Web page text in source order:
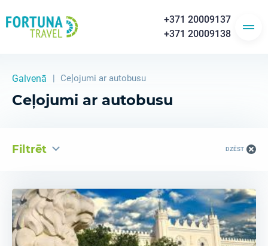
+371 20009137
+371 20009138
Galvenā Ceļojumi ar autobusu
Ceļojumi ar autobusu
Filtrēt DZĒST